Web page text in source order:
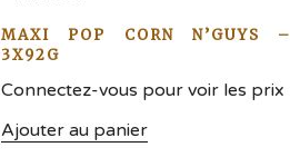
MAXI POP CORN N’GUYS –
3X92G
Connectez-vous pour voir les prix
Ajouter au panier